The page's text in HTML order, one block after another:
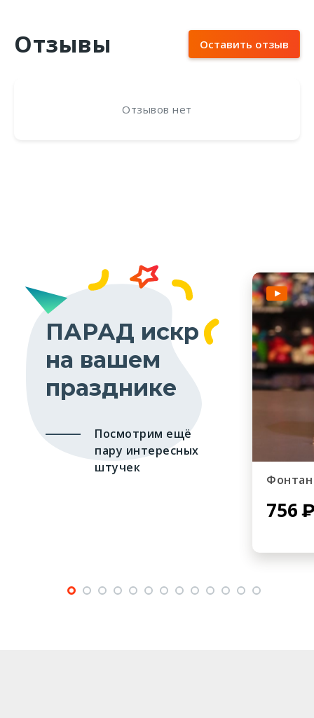
Отзывы Оставить отзыв
Отзывов нет
ПАРАД искр
на вашем
празднике
Посмотрим ещё
пару интересных
штучек
756